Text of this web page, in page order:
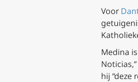
Voor
Medina
hij “deze